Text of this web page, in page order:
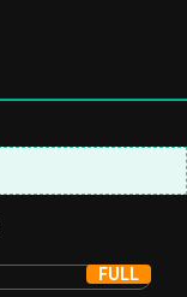
FULL